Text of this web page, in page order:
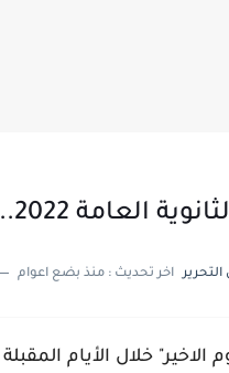
2022.. على موقع اليوم الاخير برقم الجلوس
اخر تحديث : منذ بضع اعوام